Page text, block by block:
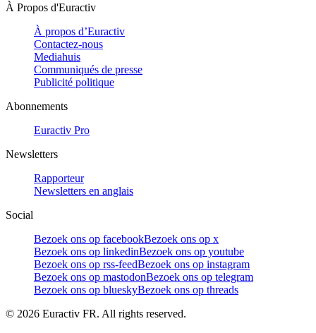
À Propos d'Euractiv
À propos d’Euractiv
Contactez-nous
Mediahuis
Communiqués de presse
Publicité politique
Abonnements
Euractiv Pro
Newsletters
Rapporteur
Newsletters en anglais
Social
Bezoek ons op facebookBezoek ons op x
Bezoek ons op linkedinBezoek ons op youtube
Bezoek ons op rss-feedBezoek ons op instagram
Bezoek ons op mastodonBezoek ons op telegram
Bezoek ons op blueskyBezoek ons op threads
© 2026 Euractiv FR. All rights reserved.